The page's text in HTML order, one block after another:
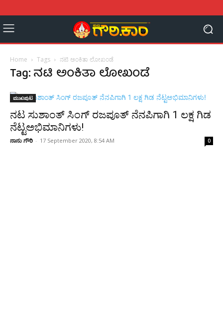
Home Tags ನಟಿ ಅಂಕಿತಾ ಲೋಖಂಡೆ
Tag: ನಟಿ ಅಂಕಿತಾ ಲೋಖಂಡೆ
ಮುಖಪುಟ
ನಟ ಸುಶಾಂತ್ ಸಿಂಗ್ ರಜಪೂತ್ ನೆನಪಿಗಾಗಿ 1 ಲಕ್ಷ ಗಿಡ
ನೆಟ್ಟಅಭಿಮಾನಿಗಳು!
ನಾನು ಗೌರಿ - 17 September 2020, 8:54 AM 0